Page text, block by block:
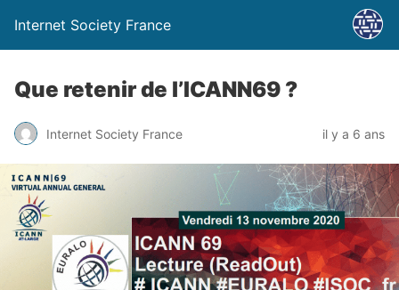
Internet Society France
Que retenir de l’ICANN69 ?
Internet Society France il y a 6 ans